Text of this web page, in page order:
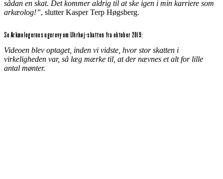
sådan en skat. Det kommer aldrig til at ske igen i min karriere som
arkæolog!”, slutter Kasper Terp Høgsberg.
Se Arkæologernes ugerevy om Uhrhøj-skatten fra oktober 2019:
Videoen blev optaget, inden vi vidste, hvor stor skatten i
virkeligheden var, så læg mærke til, at der nævnes et alt for lille
antal mønter.